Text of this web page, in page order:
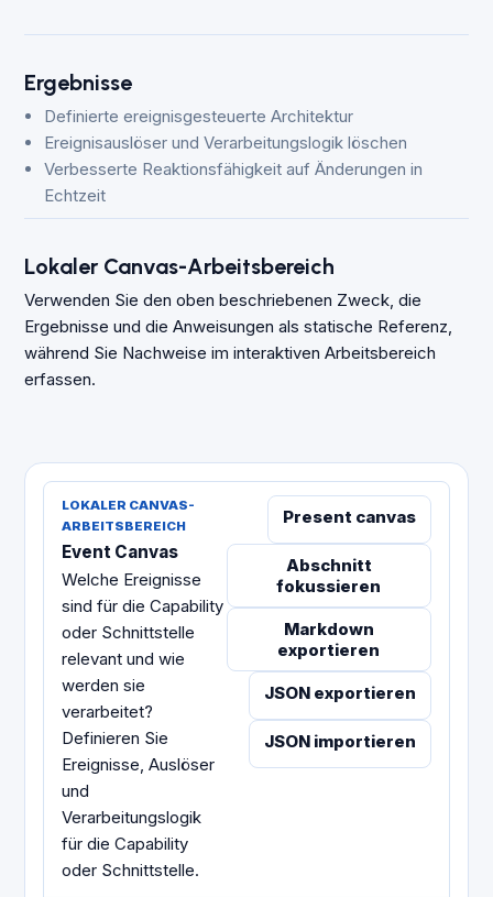
Ergebnisse
Definierte ereignisgesteuerte Architektur
Ereignisauslöser und Verarbeitungslogik löschen
Verbesserte Reaktionsfähigkeit auf Änderungen in
Echtzeit
Lokaler Canvas-Arbeitsbereich
Verwenden Sie den oben beschriebenen Zweck, die
Ergebnisse und die Anweisungen als statische Referenz,
während Sie Nachweise im interaktiven Arbeitsbereich
erfassen.
LOKALER CANVAS-
ARBEITSBEREICH
Event Canvas
Welche Ereignisse
sind für die Capability
oder Schnittstelle
relevant und wie
werden sie
verarbeitet?
Definieren Sie
Ereignisse, Auslöser
und
Verarbeitungslogik
für die Capability
oder Schnittstelle.
Present canvas
Abschnitt
fokussieren
Markdown
exportieren
JSON exportieren
JSON importieren